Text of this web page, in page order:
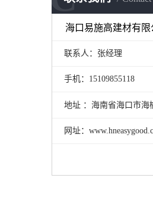
海口易施高建材有限
联系人：张经理
手机：15109855118
地址 ：海南省海口市海
网址：